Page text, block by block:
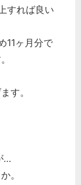
すれば良い
11ヶ月分で
す。
…
。